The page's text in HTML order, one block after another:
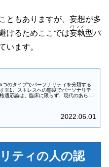
ともありますが、妄想が多
けるためここでは妄執
パラノ
型パ
います。
つのタイプでパーソナリティを分類する
※1。ストレスへの態度でパーソナリテ
適応論は、臨床に限らず、現代のあらゆ
2022.06.01
ティの人の認